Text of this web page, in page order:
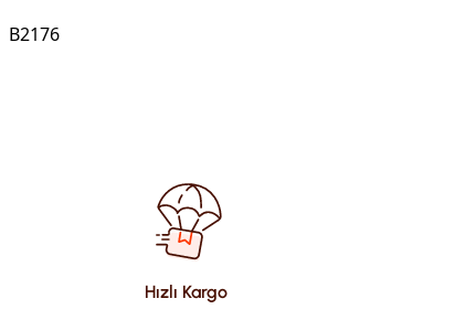
B2176
Ürün resmi kalitesiz, bozuk veya görüntülenemiyor.
Ürün açıklamasında eksik bilgiler bulunuyor.
Ürün bilgilerinde hatalar bulunuyor.
Hızlı Kargo